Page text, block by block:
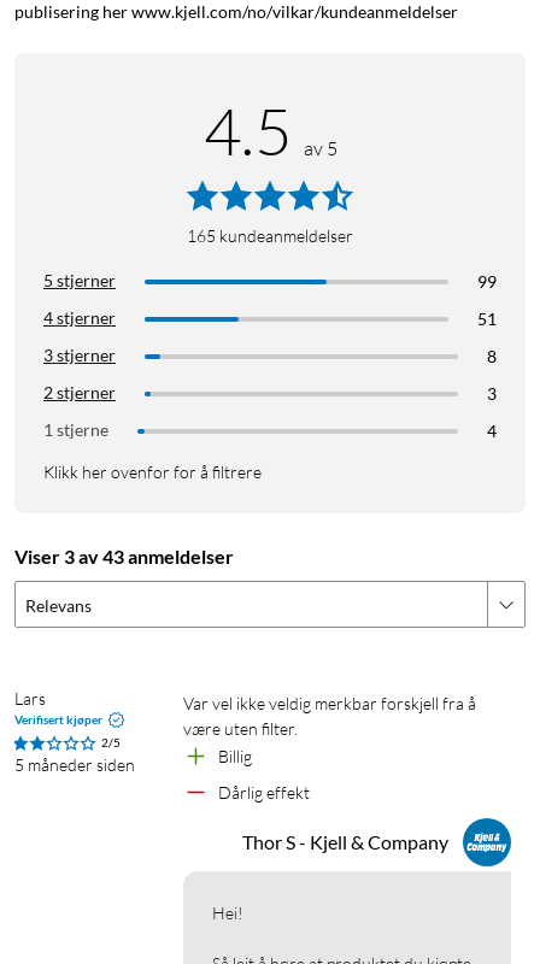
publisering her www.kjell.com/no/vilkar/kundeanmeldelser
4.5 av 5
165 kundeanmeldelser
5 stjerner
99
4 stjerner
51
3 stjerner
8
2 stjerner
3
1 stjerne
4
Klikk her ovenfor for å filtrere
Viser 3 av 43 anmeldelser
Relevans
Lars
Verifisert kjøper
2/5
5 måneder siden
Var vel ikke veldig merkbar forskjell fra å
være uten filter.
Billig
Dårlig effekt
Thor S - Kjell & Company
Hei!